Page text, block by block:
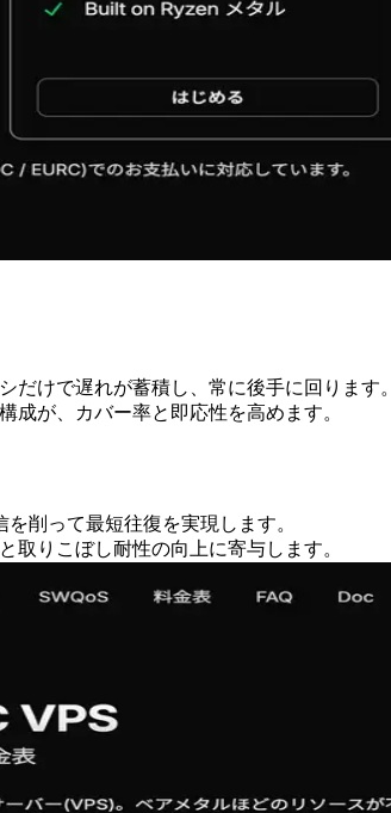
だけで遅れが蓄積し、常に後手に回ります。
が、カバー率と即応性を高めます。
削って最短往復を実現します。
取りこぼし耐性の向上に寄与します。